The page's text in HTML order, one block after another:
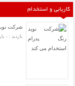
کاریابی و استخدام
شرکت
بازدید : - بار ، 17